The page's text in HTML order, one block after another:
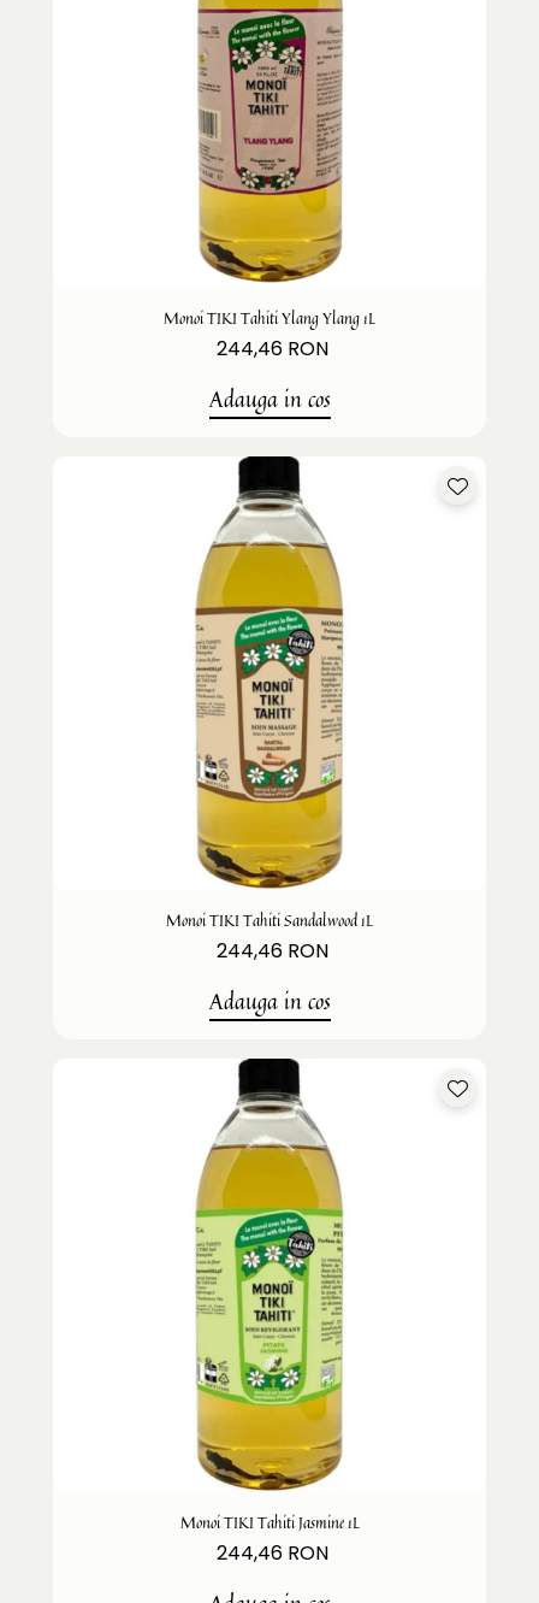
Monoi TIKI Tahiti Ylang Ylang 1L
244,46 RON
Adauga in cos
Monoi TIKI Tahiti Sandalwood 1L
244,46 RON
Adauga in cos
Monoi TIKI Tahiti Jasmine 1L
244,46 RON